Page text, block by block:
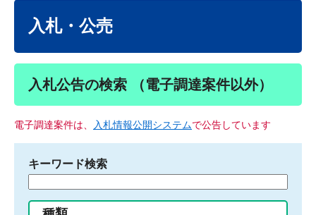
入札・公売
入札公告の検索 （電子調達案件以外）
電子調達案件は、 入札情報公開システムで公告しています
キーワード検索